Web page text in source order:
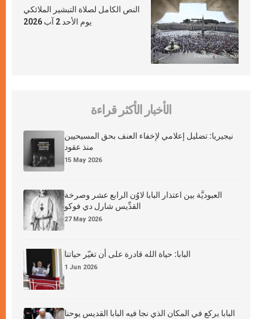
النص الكامل لصلاة التبشير الملائكي
يوم الأحد 2 آب 2026
الأخبار الأكثر قراءة
نيجيريا: تضليل إعلامي لإخفاء العنف بحق المسيحيين
منذ عقود
15 May 2026
العبوديَّة بين اعتذار البابا لاوُن الرابع عشر وصرخة
القدِّيس شارل دي فوكو
27 May 2026
البابا: حياة الله قادرة على أن تغيّر حياتنا
1 Jun 2026
البابا يركع في المكان الذي نجا فيه البابا القديس يوحنا